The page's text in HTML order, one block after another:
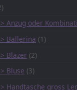
Anzug oder
Ballerina (1)
Blazer (2)
Bluse (3)
Handtasche gross